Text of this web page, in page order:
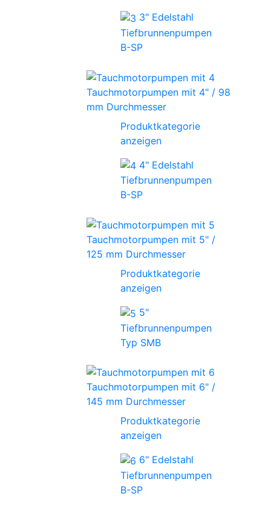
3" Edelstahl
Tiefbrunnenpumpen
B-SP
Tauchmotorpumpen mit 4" / 98
mm Durchmesser
Produktkategorie
anzeigen
4" Edelstahl
Tiefbrunnenpumpen
B-SP
Tauchmotorpumpen mit 5" /
125 mm Durchmesser
Produktkategorie
anzeigen
5"
Tiefbrunnenpumpen
Typ SMB
Tauchmotorpumpen mit 6" /
145 mm Durchmesser
Produktkategorie
anzeigen
6" Edelstahl
Tiefbrunnenpumpen
B-SP